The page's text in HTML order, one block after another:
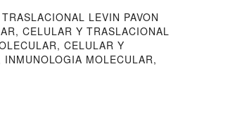
LEVIN PAVON
CELULAR Y TRASLACIONAL
CELULAR Y
MOLECULAR,